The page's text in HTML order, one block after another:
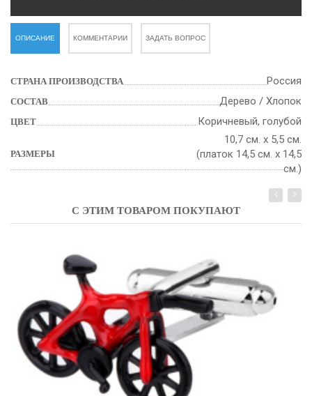
ОПИСАНИЕ КОММЕНТАРИИ ЗАДАТЬ ВОПРОС
СТРАНА ПРОИЗВОДСТВА Россия
СОСТАВ Дерево / Хлопок
ЦВЕТ Коричневый, голубой
РАЗМЕРЫ
10,7 см. х 5,5 см.
(платок 14,5 см. х 14,5
см.)
С ЭТИМ ТОВАРОМ ПОКУПАЮТ